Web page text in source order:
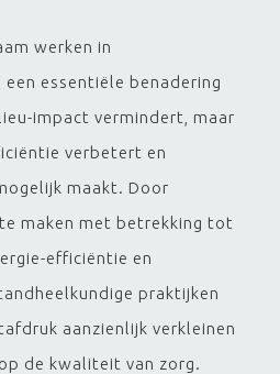
werken in
essentiële benadering
impact vermindert, maar
verbetert en
maakt. Door
maken met betrekking tot
efficiëntie en
praktijken
aanzienlijk verkleinen
de kwaliteit van zorg.